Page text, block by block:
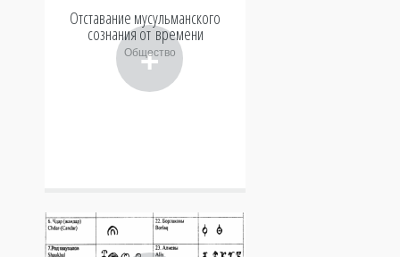
+
Отставание мусульманского
сознания от времени
Общество